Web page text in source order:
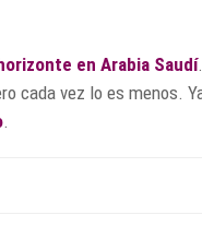
en Arabia Saudí
cada vez lo es menos.
.